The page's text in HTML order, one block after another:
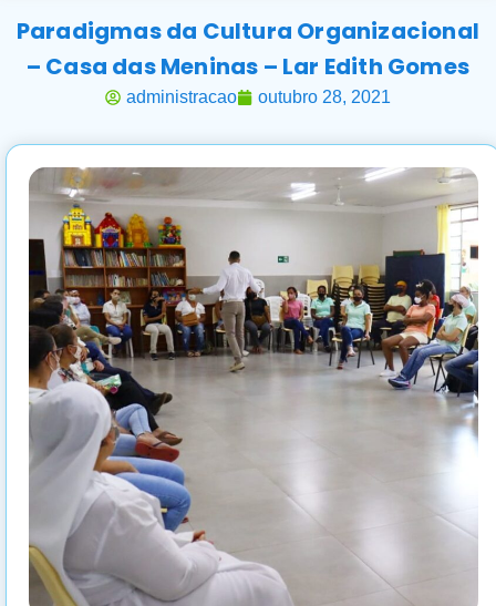
Paradigmas da Cultura Organizacional
– Casa das Meninas – Lar Edith Gomes
administracao outubro 28, 2021